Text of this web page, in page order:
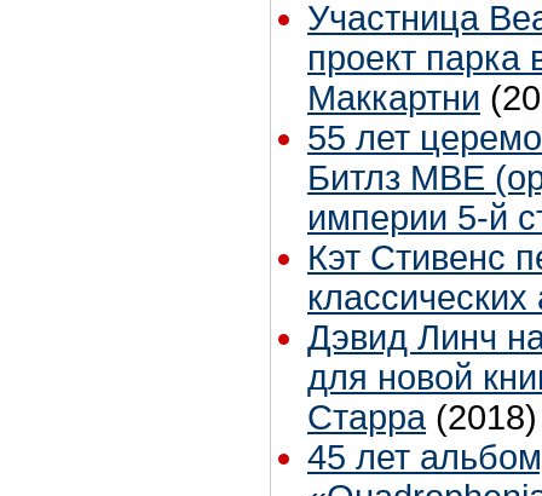
Участница
проект парка
Маккартни
55 лет
Битлз МВЕ
империи 5-й
Кэт Стивенс
Дэвид Линч
для новой
Старра (2018)
45 лет